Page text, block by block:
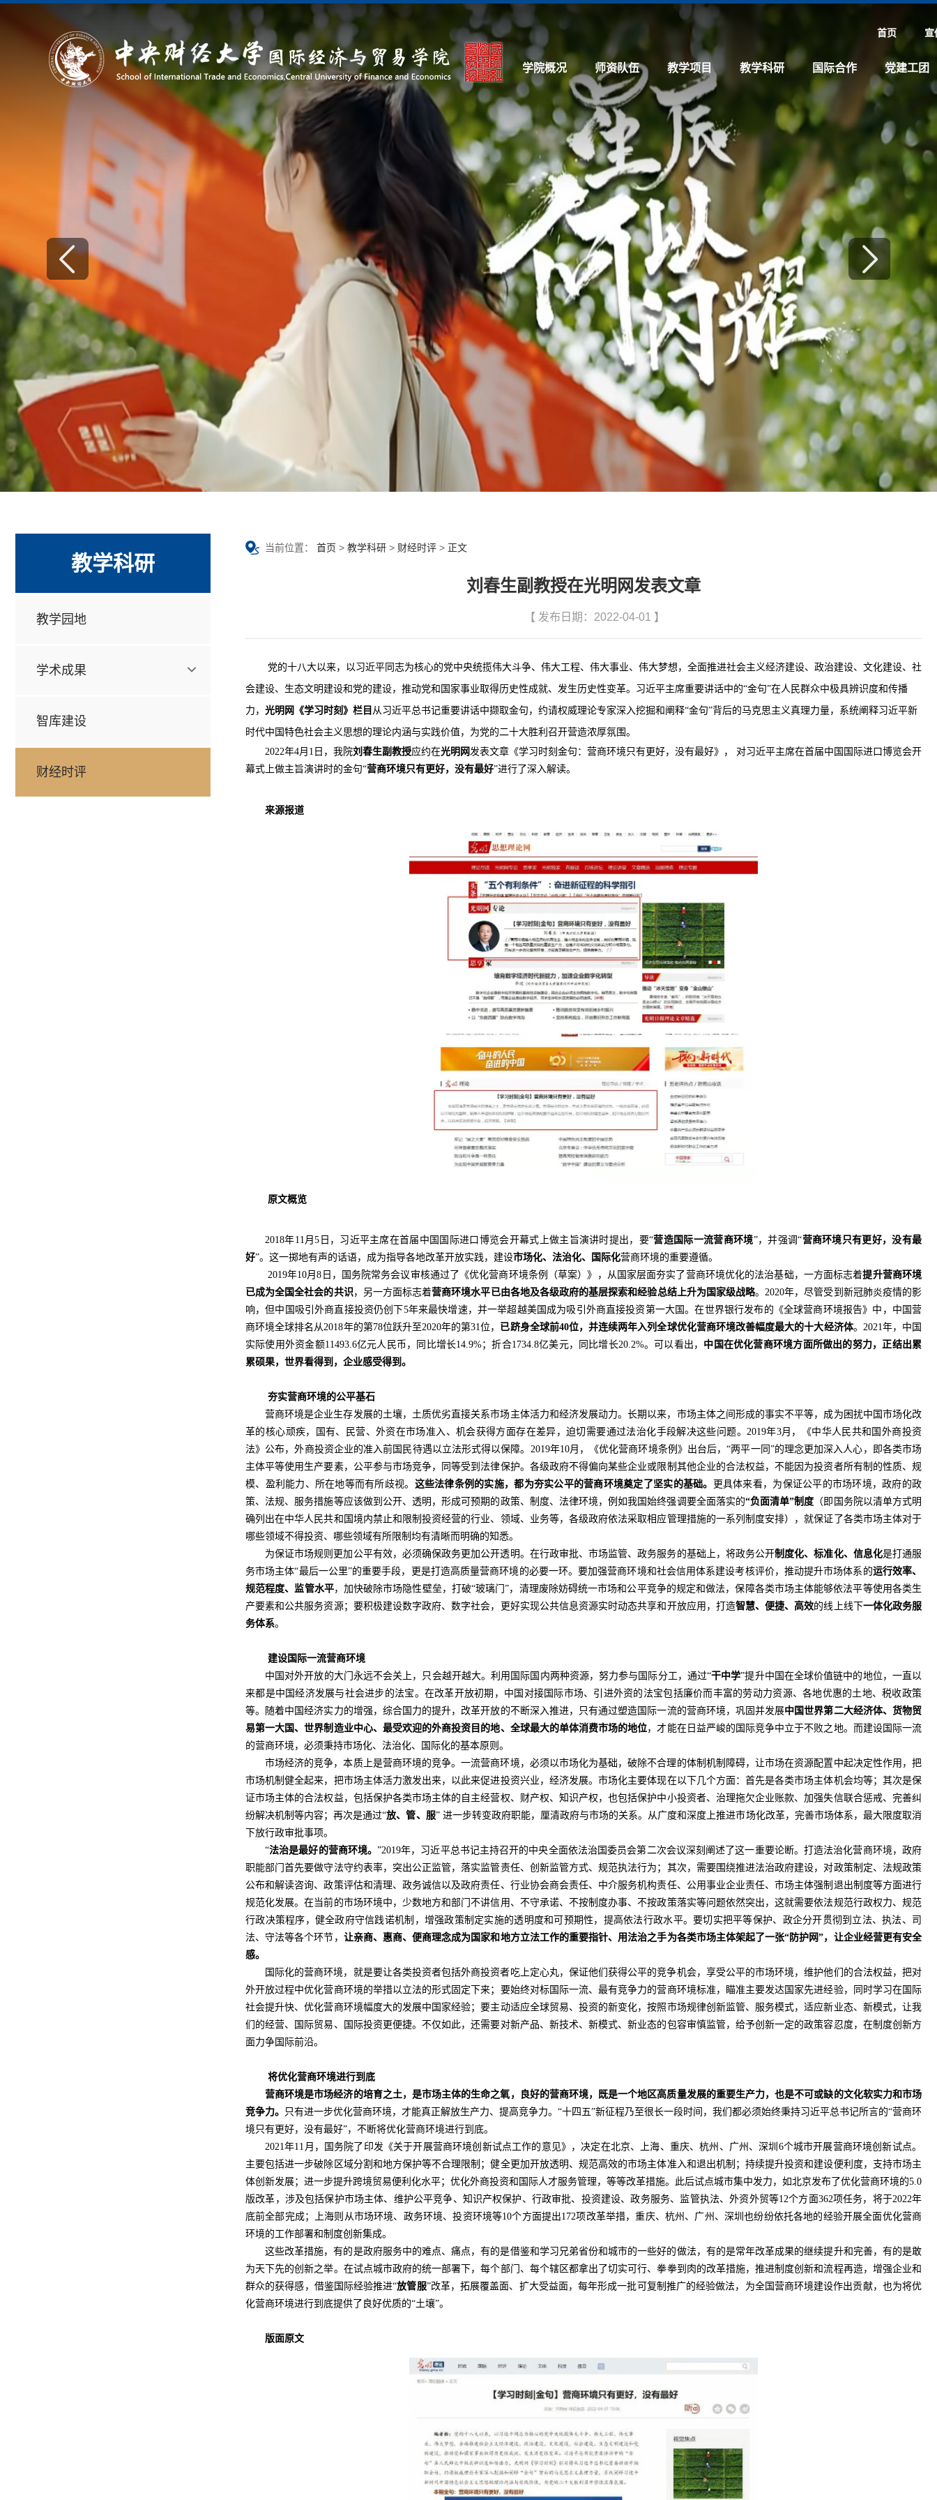
宣
首页
学院概况 师资队伍 教学项目 教学科研 国际合作 党建工团
教学科研
教学园地
学术成果
智库建设
财经时评
当前位置： 首页 > 教学科研 > 财经时评 > 正文
刘春生副教授在光明网发表文章
【 发布日期：2022-04-01 】
党的十八大以来，以习近平同志为核心的党中央统揽伟大斗争、伟大工程、伟大事业、伟大梦想，全面推进社会主义经济建设、政治建设、文化建设、社
会建设、生态文明建设和党的建设，推动党和国家事业取得历史性成就、发生历史性变革。习近平主席重要讲话中的“金句”在人民群众中极具辨识度和传播
力， 光明网《学习时刻》栏目 从习近平总书记重要讲话中撷取金句，约请权威理论专家深入挖掘和阐释“金句”背后的马克思主义真理力量，系统阐释习近平新
时代中国特色社会主义思想的理论内涵与实践价值，为党的二十大胜利召开营造浓厚氛围。
2022年4月1日，我院刘春生副教授应约在光明网发表文章《学习时刻金句：营商环境只有更好，没有最好》， 对习近平主席在首届中国国际进口博览会开
幕式上做主旨演讲时的金句“营商环境只有更好，没有最好”进行了深入解读。
来源报道
原文概览
2018年11月5日，习近平主席在首届中国国际进口博览会开幕式上做主旨演讲时提出，要“营造国际一流营商环境”，并强调“营商环境只有更好，没有最
好”。这一掷地有声的话语，成为指导各地改革开放实践，建设市场化、法治化、国际化营商环境的重要遵循。
2019年10月8日，国务院常务会议审核通过了《优化营商环境条例（草案）》，从国家层面夯实了营商环境优化的法治基础，一方面标志着提升营商环境
已成为全国全社会的共识，另一方面标志着营商环境水平已由各地及各级政府的基层探索和经验总结上升为国家级战略。2020年，尽管受到新冠肺炎疫情的影
响，但中国吸引外商直接投资仍创下5年来最快增速，并一举超越美国成为吸引外商直接投资第一大国。在世界银行发布的《全球营商环境报告》中，中国营
商环境全球排名从2018年的第78位跃升至2020年的第31位，
已跻身全球前40位，并连续两年入列全球优化营商环境改善幅度最大的十大经济体。2021年，中国
实际使用外资金额11493.6亿元人民币，同比增长14.9%；折合1734.8亿美元，同比增长20.2%。可以看出， 中国在优化营商环境方面所做出的努力，正结出累
累硕果，世界看得到，企业感受得到。
夯实营商环境的公平基石
营商环境是企业生存发展的土壤，土质优劣直接关系市场主体活力和经济发展动力。长期以来，市场主体之间形成的事实不平等，成为困扰中国市场化改
革的核心顽疾，国有、民营、外资在市场准入、机会获得方面存在差异，迫切需要通过法治化手段解决这些问题。2019年3月，《中华人民共和国外商投资
法》公布，外商投资企业的准入前国民待遇以立法形式得以保障。2019年10月，《优化营商环境条例》出台后，“两平一同”的理念更加深入人心，即各类市场
主体平等使用生产要素，公平参与市场竞争，同等受到法律保护。各级政府不得偏向某些企业或限制其他企业的合法权益，不能因为投资者所有制的性质、规
模、盈利能力、所在地等而有所歧视。 这些法律条例的实施，都为夯实公平的营商环境奠定了坚实的基础。
更具体来看，为保证公平的市场环境，政府的政
策、法规、服务措施等应该做到公开、透明，形成可预期的政策、制度、法律环境，例如我国始终强调要全面落实的“负面清单”制度 （即国务院以清单方式明
确列出在中华人民共和国境内禁止和限制投资经营的行业、领域、业务等，各级政府依法采取相应管理措施的一系列制度安排），就保证了各类市场主体对于
哪些领域不得投资、哪些领域有所限制均有清晰而明确的知悉。
为保证市场规则更加公平有效，必须确保政务更加公开透明。在行政审批、市场监管、政务服务的基础上，将政务公开制度化、标准化、信息化是打通服
务市场主体“最后一公里”的重要手段，更是打造高质量营商环境的必要一环。要加强营商环境和社会信用体系建设考核评价，推动提升市场体系的运行效率、
规范程度、监管水平，加快破除市场隐性壁垒，打破“玻璃门”，清理废除妨碍统一市场和公平竞争的规定和做法，保障各类市场主体能够依法平等使用各类生
产要素和公共服务资源；要积极建设数字政府、数字社会，更好实现公共信息资源实时动态共享和开放应用，打造智慧、便捷、高效的线上线下一体化政务服
务体系。
建设国际一流营商环境
中国对外开放的大门永远不会关上，只会越开越大。利用国际国内两种资源，努力参与国际分工，通过“干中学”提升中国在全球价值链中的地位，一直以
来都是中国经济发展与社会进步的法宝。在改革开放初期，中国对接国际市场、引进外资的法宝包括廉价而丰富的劳动力资源、各地优惠的土地、税收政策
等。随着中国经济实力的增强，综合国力的提升，改革开放的不断深入推进，只有通过塑造国际一流的营商环境，巩固并发展中国世界第二大经济体、货物贸
易第一大国、世界制造业中心、最受欢迎的外商投资目的地、全球最大的单体消费市场的地位，才能在日益严峻的国际竞争中立于不败之地。而建设国际一流
的营商环境，必须秉持市场化、法治化、国际化的基本原则。
市场经济的竞争，本质上是营商环境的竞争。一流营商环境，必须以市场化为基础，破除不合理的体制机制障碍，让市场在资源配置中起决定性作用，把
市场机制健全起来，把市场主体活力激发出来，以此来促进投资兴业，经济发展。市场化主要体现在以下几个方面：首先是各类市场主体机会均等；其次是保
证市场主体的合法权益，包括保护各类市场主体的自主经营权、财产权、知识产权，也包括保护中小投资者、治理拖欠企业账款、加强失信联合惩戒、完善纠
纷解决机制等内容；再次是通过“放、管、服” 进一步转变政府职能，厘清政府与市场的关系。从广度和深度上推进市场化改革，完善市场体系，最大限度取消
下放行政审批事项。
“法治是最好的营商环境。”2019年，习近平总书记主持召开的中央全面依法治国委员会第二次会议深刻阐述了这一重要论断。打造法治化营商环境，政府
职能部门首先要做守法守约表率，突出公正监管，落实监管责任、创新监管方式、规范执法行为；其次，需要围绕推进法治政府建设，对政策制定、法规政策
公布和解读咨询、政策评估和清理、政务诚信以及政府责任、行业协会商会责任、中介服务机构责任、公用事业企业责任、市场主体强制退出制度等方面进行
规范化发展。在当前的市场环境中，少数地方和部门不讲信用、不守承诺、不按制度办事、不按政策落实等问题依然突出，这就需要依法规范行政权力、规范
行政决策程序，健全政府守信践诺机制，增强政策制定实施的透明度和可预期性，提高依法行政水平。要切实把平等保护、政企分开贯彻到立法、执法、司
法、守法等各个环节， 让亲商、惠商、便商理念成为国家和地方立法工作的重要指针、用法治之手为各类市场主体架起了一张“防护网”，让企业经营更有安全
感。
国际化的营商环境，就是要让各类投资者包括外商投资者吃上定心丸，保证他们获得公平的竞争机会，享受公平的市场环境，维护他们的合法权益，把对
外开放过程中优化营商环境的举措以立法的形式固定下来；要始终对标国际一流、最有竞争力的营商环境标准，瞄准主要发达国家先进经验，同时学习在国际
社会提升快、优化营商环境幅度大的发展中国家经验；要主动适应全球贸易、投资的新变化，按照市场规律创新监管、服务模式，适应新业态、新模式，让我
们的经营、国际贸易、国际投资更便捷。不仅如此，还需要对新产品、新技术、新模式、新业态的包容审慎监管，给予创新一定的政策容忍度，在制度创新方
面力争国际前沿。
将优化营商环境进行到底
营商环境是市场经济的培育之土，是市场主体的生命之氧，良好的营商环境，既是一个地区高质量发展的重要生产力，也是不可或缺的文化软实力和市场
竞争力。
只有进一步优化营商环境，才能真正解放生产力、提高竞争力。“十四五”新征程乃至很长一段时间，我们都必须始终秉持习近平总书记所言的“营商环
境只有更好，没有最好”，不断将优化营商环境进行到底。
2021年11月，国务院了印发《关于开展营商环境创新试点工作的意见》，决定在北京、上海、重庆、杭州、广州、深圳6个城市开展营商环境创新试点。
主要包括进一步破除区域分割和地方保护等不合理限制；健全更加开放透明、规范高效的市场主体准入和退出机制；持续提升投资和建设便利度，支持市场主
体创新发展；进一步提升跨境贸易便利化水平；优化外商投资和国际人才服务管理，等等改革措施。此后试点城市集中发力，如北京发布了优化营商环境的5.0
版改革，涉及包括保护市场主体、维护公平竞争、知识产权保护、行政审批、投资建设、政务服务、监管执法、外资外贸等12个方面362项任务，将于2022年
底前全部完成；上海则从市场环境、政务环境、投资环境等10个方面提出172项改革举措，重庆、杭州、广州、深圳也纷纷依托各地的经验开展全面优化营商
环境的工作部署和制度创新集成。
这些改革措施，有的是政府服务中的难点、痛点，有的是借鉴和学习兄弟省份和城市的一些好的做法，有的是常年改革成果的继续提升和完善，有的是敢
为天下先的创新之举。在试点城市政府的统一部署下，每个部门、每个辖区都拿出了切实可行、拳拳到肉的改革措施，推进制度创新和流程再造，增强企业和
群众的获得感，借鉴国际经验推进“放管服”改革，拓展覆盖面、扩大受益面，每年形成一批可复制推广的经验做法，为全国营商环境建设作出贡献，也为将优
化营商环境进行到底提供了良好优质的“土壤”。
版面原文